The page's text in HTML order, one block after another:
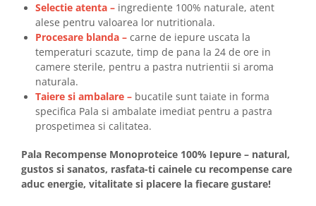
Selectie atenta – ingrediente 100% naturale, atent
alese pentru valoarea lor nutritionala.
Procesare blanda – carne de iepure uscata la
temperaturi scazute, timp de pana la 24 de ore in
camere sterile, pentru a pastra nutrientii si aroma
naturala.
Taiere si ambalare – bucatile sunt taiate in forma
specifica Pala si ambalate imediat pentru a pastra
prospetimea si calitatea.
Pala Recompense Monoproteice 100% Iepure – natural,
gustos si sanatos, rasfata-ti cainele cu recompense care
aduc energie, vitalitate si placere la fiecare gustare!